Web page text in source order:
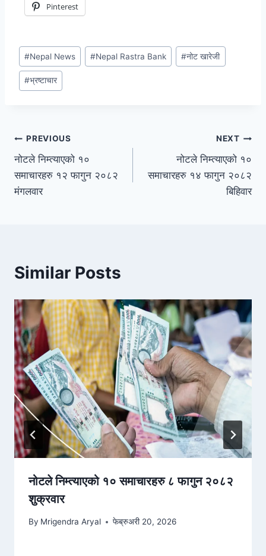
Pinterest
#Nepal News #Nepal Rastra Bank #नोट खारेजी
#भ्रष्टाचार
PREVIOUS
नोटले निम्त्याएको १०
समाचारहरु १२ फागुन २०८२
मंगलवार
NEXT
नोटले निम्त्याएको १०
समाचारहरु १४ फागुन २०८२
बिहिवार
Similar Posts
नोटले निम्त्याएको १० समाचारहरु ८ फागुन २०८२
शुक्रवार
By Mrigendra Aryal फेब्रुअरी 20, 2026